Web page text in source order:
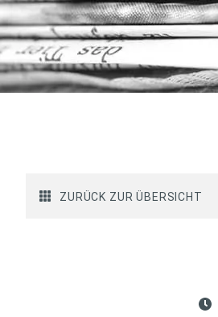
ZURÜCK ZUR ÜBERSICHT